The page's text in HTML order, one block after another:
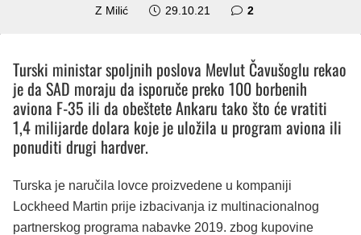
Z Milić 29.10.21 2komentara
Turski ministar spoljnih poslova Mevlut Čavušoglu rekao
je da SAD moraju da isporuče preko 100 borbenih
aviona F-35 ili da obeštete Ankaru tako što će vratiti
1,4 milijarde dolara koje je uložila u program aviona ili
ponuditi drugi hardver.
Turska je naručila lovce proizvedene u kompaniji
Lockheed Martin prije izbacivanja iz multinacionalnog
partnerskog programa nabavke 2019. zbog kupovine